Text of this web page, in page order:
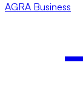
AGRA Business